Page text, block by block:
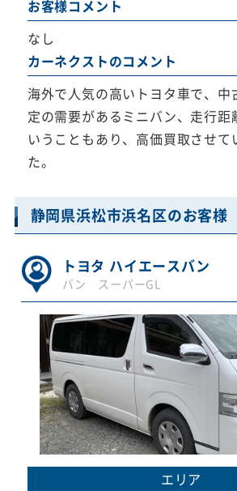
お客様コメント
なし
カーネクストのコメント
海外で人気の高いトヨタ車で、中
定の需要があるミニバン、走行距
いうこともあり、高価買取させて
た。
静岡県浜松市浜名区のお客様
トヨタ ハイエースバン
バン スーパーGL
エリア